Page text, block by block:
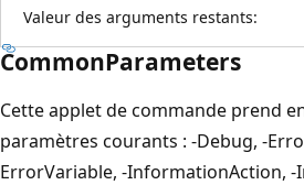
Valeur des arguments restants:
CommonParameters
Cette applet de commande prend
paramètres courants : -Debug, -
ErrorVariable, -InformationAction,